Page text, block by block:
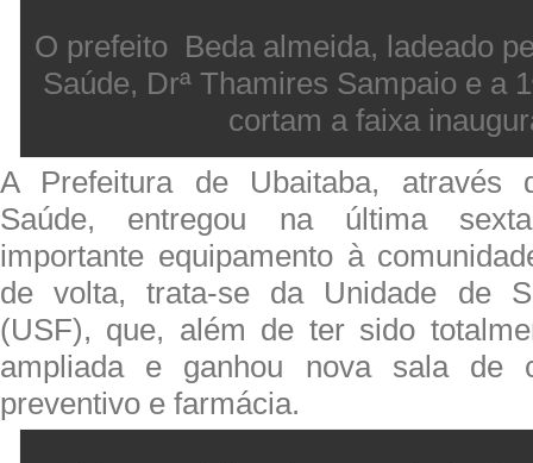
O prefeito Beda almeida, ladeado
Saúde, Drª Thamires Sampaio e a
cortam a faixa
A Prefeitura de Ubaitaba, através
Saúde, entregou na última
importante equipamento à
de volta, trata-se da Unidade de
(USF), que, além de ter sido
ampliada e ganhou nova sala de
preventivo e farmácia.